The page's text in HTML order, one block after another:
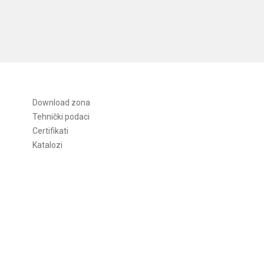
Download zona
Tehnički podaci
Certifikati
Katalozi